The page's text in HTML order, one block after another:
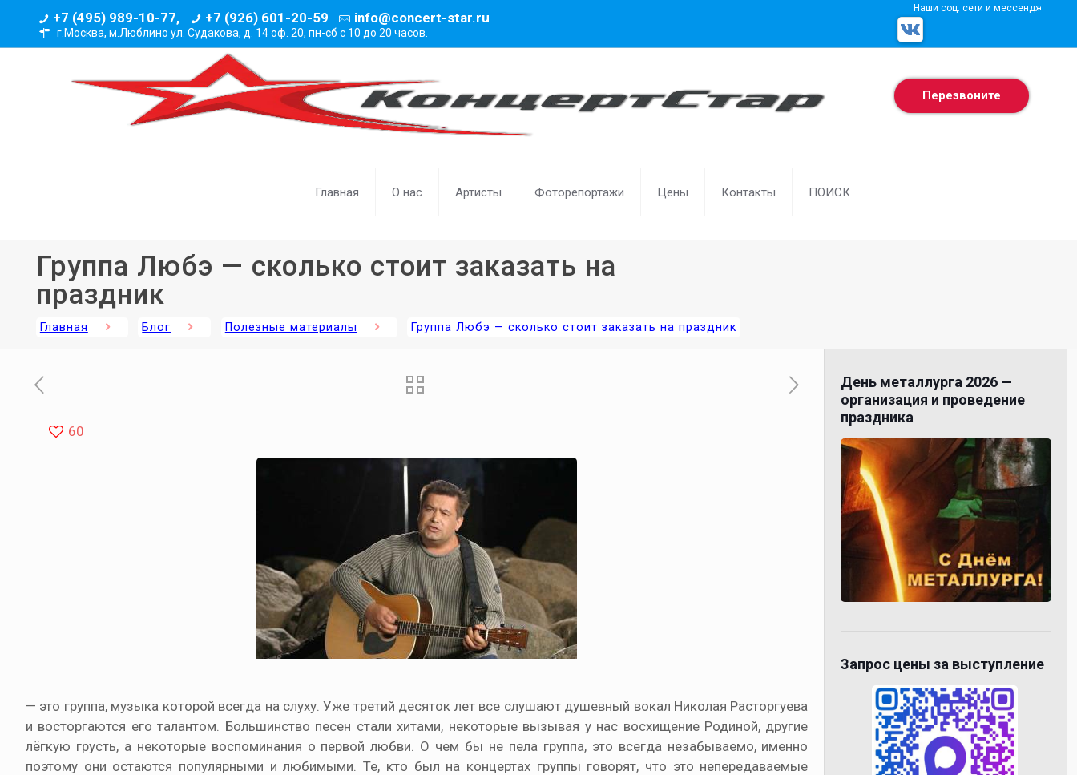
+7 (495) 989-10-77, +7 (926) 601-20-59 info@concert-star.ru
г.Москва, м.Люблино ул. Судакова, д. 14 оф. 20, пн-сб с 10 до 20 часов.
Наши соц. сети и мессенджеры
Главная О нас Артисты Фоторепортажи Цены Контакты ПОИСК
Перезвоните
Группа Любэ — сколько стоит заказать на
праздник
Главная Блог Полезные материалы Группа Любэ — сколько стоит заказать на праздник
60
— это группа, музыка которой всегда на слуху. Уже третий десяток лет все слушают душевный вокал Николая Расторгуева
и восторгаются его талантом. Большинство песен стали хитами, некоторые вызывая у нас восхищение Родиной, другие
лёгкую грусть, а некоторые воспоминания о первой любви. О чем бы не пела группа, это всегда незабываемо, именно
поэтому они остаются популярными и любимыми. Те, кто был на концертах группы говорят, что это непередаваемые
День металлурга 2026 —
организация и проведение
праздника
Запрос цены за выступление